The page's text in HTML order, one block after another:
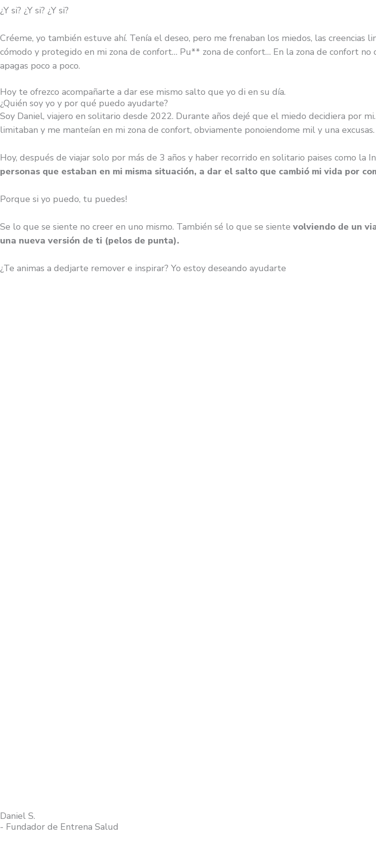
¿Y si? ¿Y si? ¿Y si?
Créeme, yo también estuve ahí. Tenía el deseo, pero me frenaban los miedos, las
cómodo y protegido en mi zona de confort… Pu** zona de confort… En la zona de confort
apagas poco a poco.
Hoy te ofrezco acompañarte a dar ese mismo salto que yo di en su día.
¿Quién soy yo y por qué puedo ayudarte?
Soy Daniel, viajero en solitario desde 2022. Durante años dejé que el miedo decidiera por
limitaban y me manteían en mi zona de confort, obviamente ponoiendome mil y una excusas.
Hoy, después de viajar solo por más de 3 años y haber recorrido en solitario paises como la
personas que estaban en mi misma situación, a dar el salto que cambió mi vida por
Porque si yo puedo, tu puedes!
Se lo que se siente no creer en uno mismo. También sé lo que se siente volviendo de un
una nueva versión de ti (pelos de punta).
¿Te animas a dedjarte remover e inspirar? Yo estoy deseando ayudarte
Daniel S.
- Fundador de Entrena Salud